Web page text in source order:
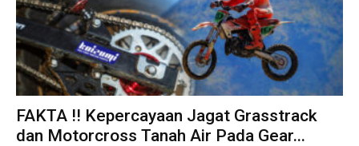
FAKTA !! Kepercayaan Jagat Grasstrack
dan Motorcross Tanah Air Pada Gear...